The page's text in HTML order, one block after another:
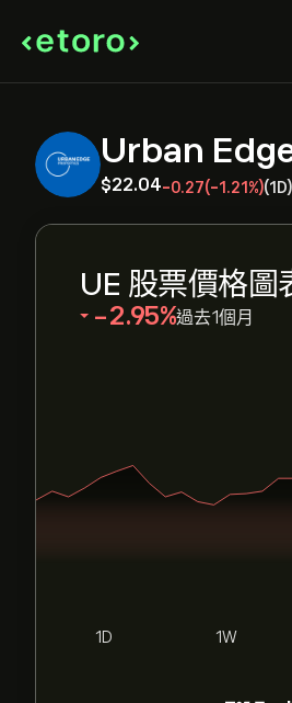
Urban
‎$‎22.04-0.27(-1.21%)(1D)
UE 股票價格圖
‎-2.95‎ 過去1個月
1D 1W